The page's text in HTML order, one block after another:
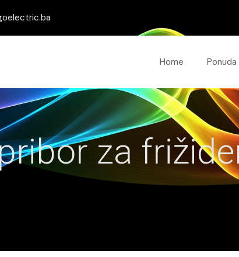
Home Ponuda
za